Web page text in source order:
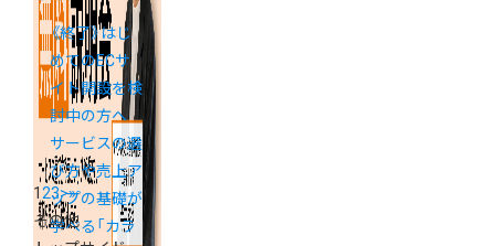
《終了》はじ
めてのECサ
イト開設を検
討中の方へ
サービスの選
び方や売上ア
ップの基礎が
学べる「カラ
123>»
その他